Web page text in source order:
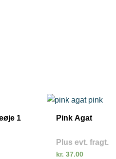
1
Pink Agat
Plus evt. fragt.
kr. 37.00